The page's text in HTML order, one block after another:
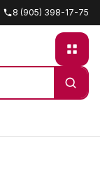
8 (905) 398-17-75